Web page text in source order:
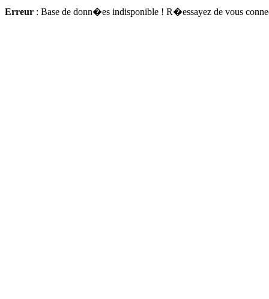
Erreur : Base de donn�es indisponible ! R�essayez de vous